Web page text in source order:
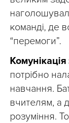
команді, де
“перемоги”.
потрібно
навчання.
вчителям, а
розуміння.